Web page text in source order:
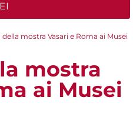
mostra Vasari e Roma ai Musei
mostra
ai Musei